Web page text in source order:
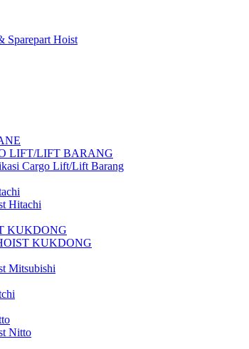
LIFT/LIFT BARANG
Cargo Lift/Lift Barang
Hitachi
KUKDONG
KUKDONG
Mitsubishi
Nitto